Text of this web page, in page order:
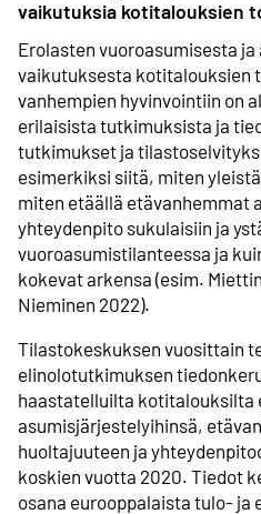
vaikutuksia kotitalouksien
Erolasten vuoroasumisesta
vaikutuksesta kotitalouksien
vanhempien hyvinvointiin on
erilaisista tutkimuksista ja
tutkimukset ja
esimerkiksi siitä, miten
miten etäällä etävanhemmat
yhteydenpito sukulaisiin ja
vuoroasumistilanteessa ja
kokevat arkensa (esim.
Nieminen 2022).
Tilastokeskuksen vuosittain
elinolotutkimuksen
haastatelluilta kotitalouksilta
asumisjärjestelyihinsä,
huoltajuuteen ja
koskien vuotta 2020. Tiedot
osana eurooppalaista tulo- ja